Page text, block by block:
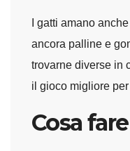
I gatti amano
ancora palline e
trovarne diverse in
il gioco migliore
Cosa